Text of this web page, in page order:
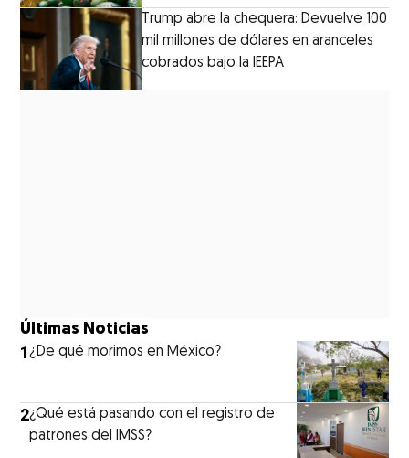
Trump abre la chequera: Devuelve 100
mil millones de dólares en aranceles
cobrados bajo la IEEPA
Últimas Noticias
1¿De qué morimos en México?
2¿Qué está pasando con el registro de
patrones del IMSS?